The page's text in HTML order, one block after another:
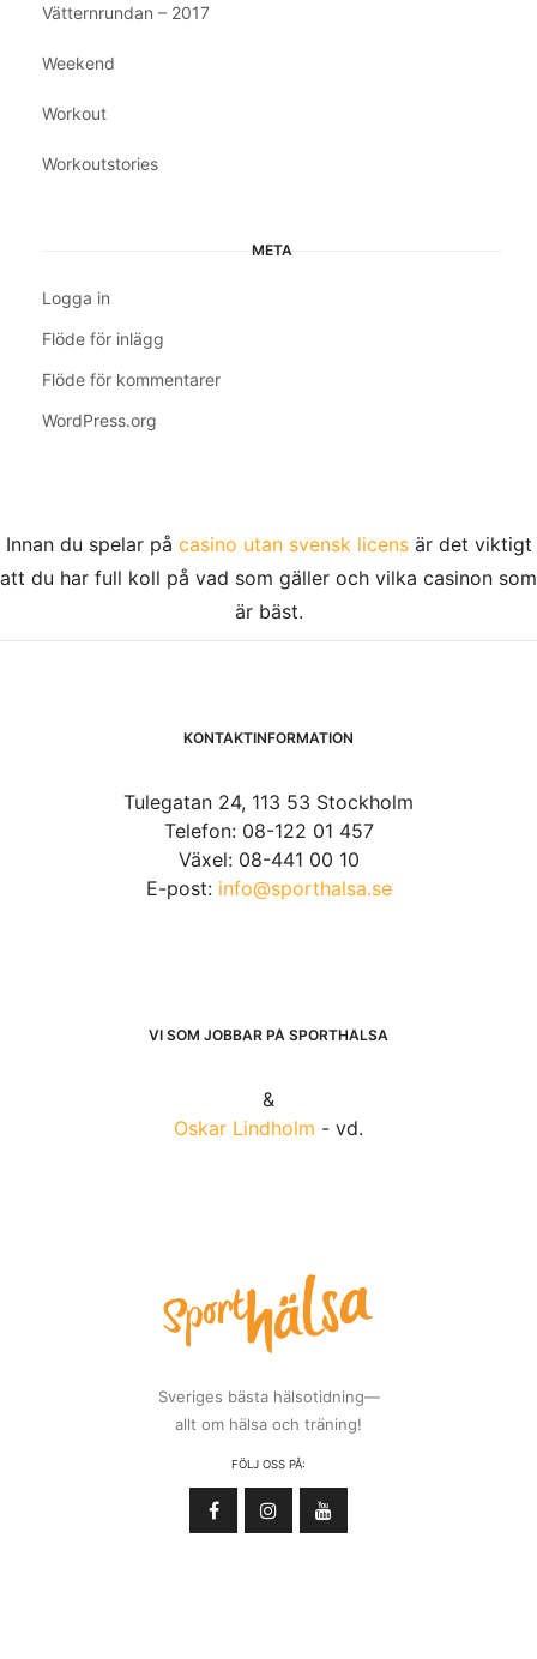
Vätternrundan – 2017
Weekend
Workout
Workoutstories
META
Logga in
Flöde för inlägg
Flöde för kommentarer
WordPress.org
Innan du spelar på casino utan svensk licensär det viktigt
att du har full koll på vad som gäller och vilka casinon som
är bäst.
KONTAKTINFORMATION
Tulegatan 24, 113 53 Stockholm
Telefon: 08-122 01 457
Växel: 08-441 00 10
E-post: info@sporthalsa.se
VI SOM JOBBAR PÅ SPORTHÄLSA
&
Oskar Lindholm - vd.
Sveriges bästa hälsotidning—
allt om hälsa och träning!
FÖLJ OSS PÅ: